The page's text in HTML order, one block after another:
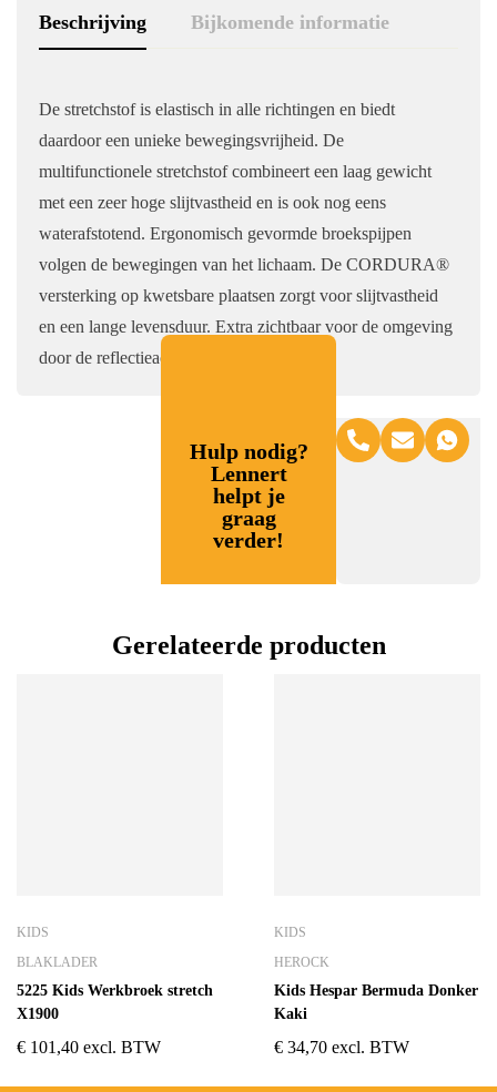
Beschrijving Bijkomende informatie
De stretchstof is elastisch in alle richtingen en biedt
daardoor een unieke bewegingsvrijheid. De
multifunctionele stretchstof combineert een laag gewicht
met een zeer hoge slijtvastheid en is ook nog eens
waterafstotend. Ergonomisch gevormde broekspijpen
volgen de bewegingen van het lichaam. De CORDURA®
versterking op kwetsbare plaatsen zorgt voor slijtvastheid
en een lange levensduur. Extra zichtbaar voor de omgeving
door de reflectieaccenten.
Hulp nodig?
Lennert
helpt je
graag
verder!
Gerelateerde producten
KIDS
BLAKLADER
5225 Kids Werkbroek stretch
X1900
€ 101,40 excl. BTW
KIDS
HEROCK
Kids Hespar Bermuda Donker
Kaki
€ 34,70 excl. BTW